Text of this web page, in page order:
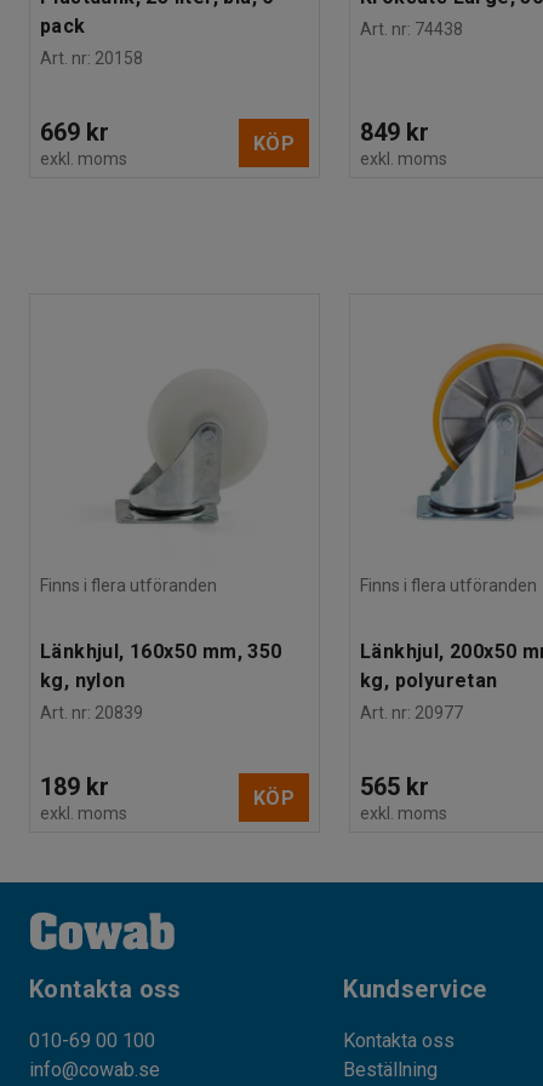
pack
Art. nr: 20158
669 kr
exkl. moms
KÖP
Art. nr: 74438
849 kr
exkl. moms
Finns i flera utföranden
Länkhjul, 160x50 mm, 350
kg, nylon
Art. nr: 20839
189 kr
exkl. moms
KÖP
Finns i flera utföranden
Länkhjul, 200x50
kg, polyuretan
Art. nr: 20977
565 kr
exkl. moms
Kontakta oss
010-69 00 100
info@cowab.se
Kundservice
Kontakta oss
Beställning